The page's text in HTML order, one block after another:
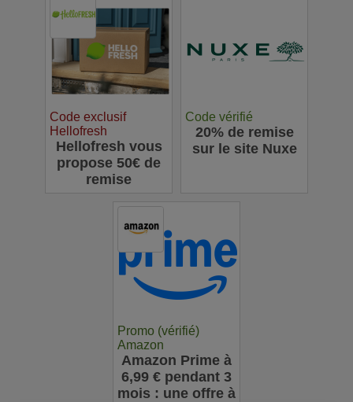
Code exclusif
Hellofresh
Hellofresh vous
propose 50€ de
remise
Code vérifié
20% de remise
sur le site Nuxe
Promo (vérifié)
Amazon
Amazon Prime à
6,99 € pendant 3
mois : une offre à